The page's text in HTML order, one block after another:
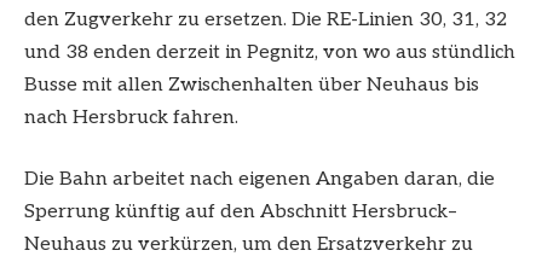
den Zugverkehr zu ersetzen. Die RE-Linien 30, 31, 32
und 38 enden derzeit in Pegnitz, von wo aus stündlich
Busse mit allen Zwischenhalten über Neuhaus bis
nach Hersbruck fahren.
Die Bahn arbeitet nach eigenen Angaben daran, die
Sperrung künftig auf den Abschnitt Hersbruck–
Neuhaus zu verkürzen, um den Ersatzverkehr zu